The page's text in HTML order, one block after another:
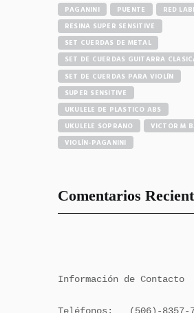
PAGANINI
PUENTE
RED
RESINA SUPER SENSITIVE
SET CUERDAS DE METAL
SET DE CUERDAS GUITARRA
SET DE CUERDAS PARA VIOLÍN
SUPER SENSITIVE
UKULELE DE PLASTICO ABS
UKULELE SOPRANO
VICTOR M
VIOLÍN-PAGANINI
Comentarios
Información de Contacto